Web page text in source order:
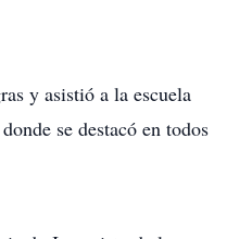
y asistió a la escuela
se destacó en todos